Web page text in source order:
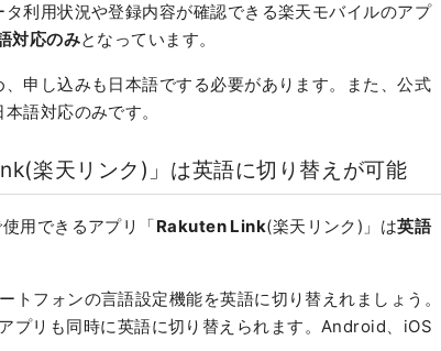
利用状況や登録内容が確認できる楽天モバイルのアプ
対応のみとなっています。
申し込みも日本語でする必要があります。また、公式
語対応のみです。
楽天リンク)」は英語に切り替えが可能
用できるアプリ「Rakuten Link(楽天リンク)」は英語
トフォンの言語設定機能を英語に切り替えれましょう。
プリも同時に英語に切り替えられます。Android、iOS